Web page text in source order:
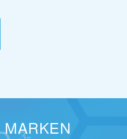
MARKEN